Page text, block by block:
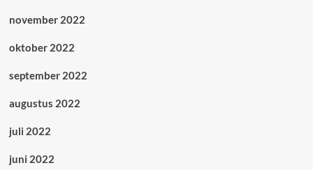
november 2022
oktober 2022
september 2022
augustus 2022
juli 2022
juni 2022